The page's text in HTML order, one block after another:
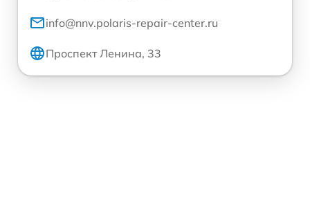
info@nnv.polaris-repair-center.ru
Проспект Ленина, 33